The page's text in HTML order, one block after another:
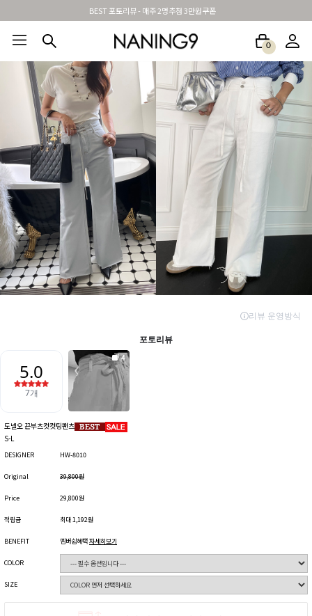
신규가입시 무료배송 + 2천원할인쿠폰
0
BEST100🤍 NEW5% 베스트재진행 썸머여행룩 아울렛 하객&모임룩
도넬오 끈부츠컷컷팅팬츠
S-L
DESIGNER HW-8010
Original 39,800원
Price 29,800원
적립금 최대 1,192원
BENEFIT 멤버쉽혜택자세히보기
COLOR
SIZE